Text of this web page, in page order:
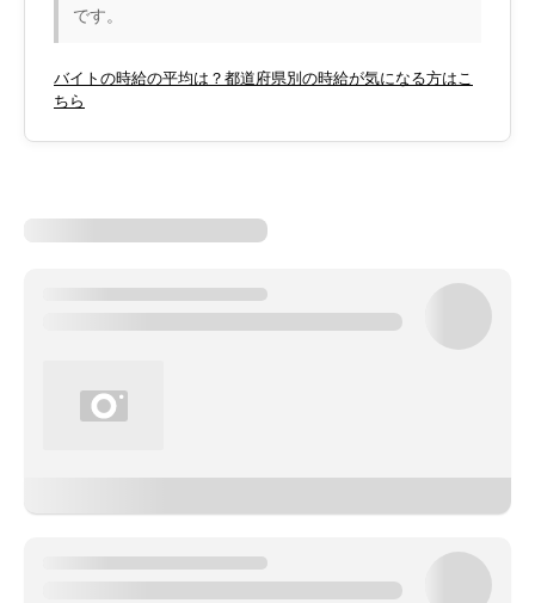
です。
バイトの時給の平均は？都道府県別の時給が気になる方はこ
ちら